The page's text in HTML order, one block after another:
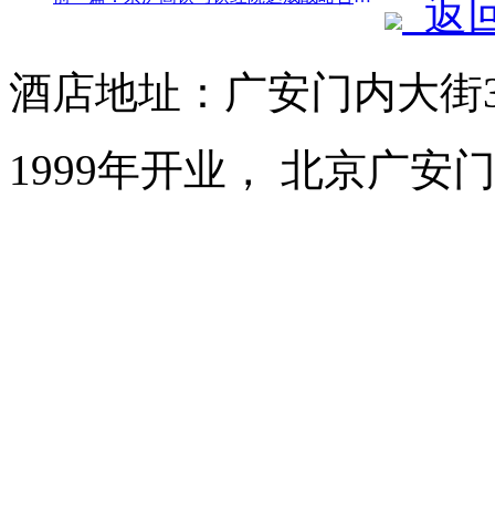
返
酒店地址：广安门内大
1999年开业， 北京广